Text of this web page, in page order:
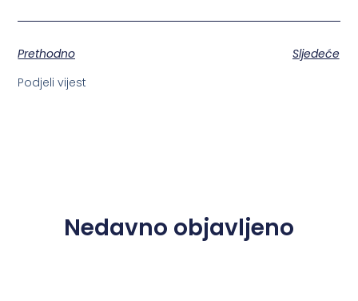
Prethodno
Sljedeće
Podjeli vijest
Nedavno objavljeno